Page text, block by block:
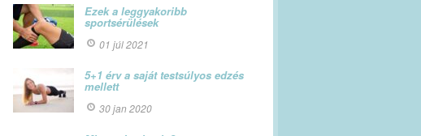
Ezek a leggyakoribb
sportsérülések
01 júl 2021
5+1 érv a saját testsúlyos edzés
mellett
30 jan 2020